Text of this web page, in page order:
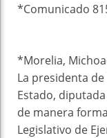
*Comunicado
*Morelia,
La presidenta
Estado,
de manera
Legislativo de